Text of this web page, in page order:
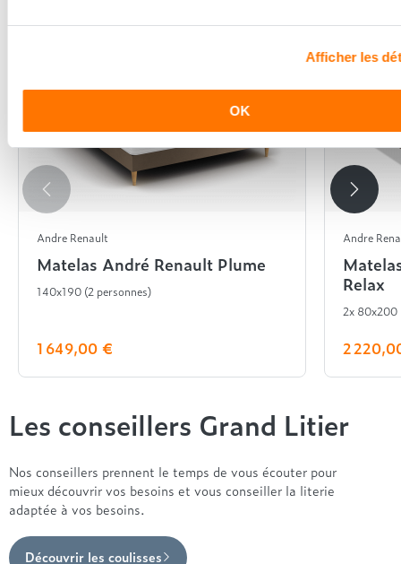
Afficher les
OK
Andre Renault
Matelas André Renault Plume
140x190 (2 personnes)
1 649,00 €
Andre
Relax
2x 80x200
2
Les conseillers Grand Litier
Nos conseillers prennent le temps de vous écouter pour
mieux découvrir vos besoins et vous conseiller la literie
adaptée à vos besoins.
Découvrir les coulisses